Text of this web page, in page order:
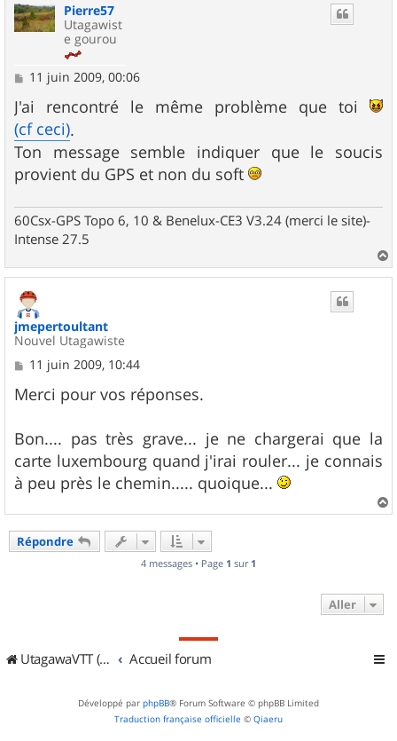
Pierre57
Utagawist
e gourou
M
s
s
a
g
e
11 juin 2009, 00:06
J'ai rencontré le même problème que toi
(cf ceci).
Ton message semble indiquer que le soucis
provient du GPS et non du soft
60Csx-GPS Topo 6, 10 & Benelux-CE3 V3.24 (merci le site)-
Intense 27.5
a
u
jmepertoultant
Nouvel Utagawiste
M
s
s
g
e
11 juin 2009, 10:44
Merci pour vos réponses.
Bon.... pas très grave... je ne chargerai que la
carte luxembourg quand j'irai rouler... je connais
à peu près le chemin..... quoique...
a
Répondre
4 messages • Page 1 sur 1
Aller
UtagawaVTT (Randos VTT et VTTAE avec traces GPS) Accueil forum
Développé par phpBB® Forum Software © phpBB Limited
Traduction française officielle © Qiaeru